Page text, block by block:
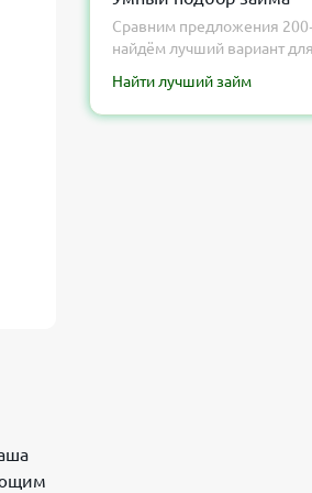
Сравним предложения
найдём лучший вариант
Найти лучший займ